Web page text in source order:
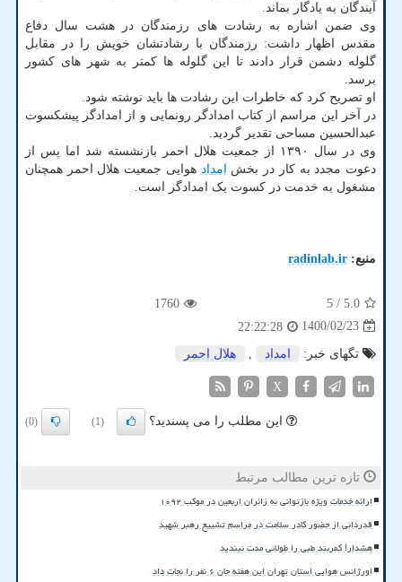
آیندگان به یادگار بماند.
وی ضمن اشاره به رشادت های رزمندگان در هشت سال دفاع
مقدس اظهار داشت: رزمندگان با رشادتشان خویش را در مقابل
گلوله دشمن قرار دادند تا این گلوله ها کمتر به شهر های کشور
برسد.
او تصریح کرد که خاطرات این رشادت ها باید نوشته شود.
در آخر این مراسم از کتاب امدادگر رونمایی و از امدادگر پیشکسوت
عبدالحسین مساحی تقدیر گردید.
وی در سال ۱۳۹۰ از جمعیت هلال احمر بازنشسته شد اما پس از
دعوت مجدد به کار در بخش
امداد هوایی جمعیت هلال احمر همچنان
مشغول به خدمت در کسوت یک امدادگر است.
منبع: radinlab.ir
5.0
/ 5
1760
1400/02/23
22:22:28
تگهای خبر:
امداد , هلال احمر
X
این مطلب را می پسندید؟ (1)
(0)
تازه ترین مطالب مرتبط
ارائه خدمات ویژه بازتوانی به زائران اربعین در موکب ۱۰۹۲
قدردانی از حضور کادر سلامت در مراسم تشییع رهبر شهید
هشدار! کمربند طبی را طولانی مدت نبندید
اورژانس هوایی استان تهران این هفته جان ۶ نفر را نجات داد